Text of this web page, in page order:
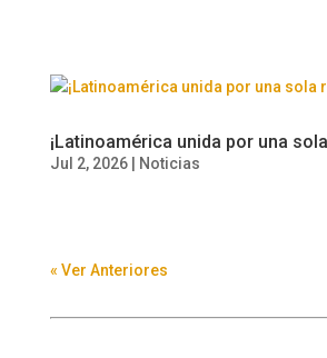
¡Latinoamérica unida por una
Jul 2, 2026| Noticias
« Ver Anteriores